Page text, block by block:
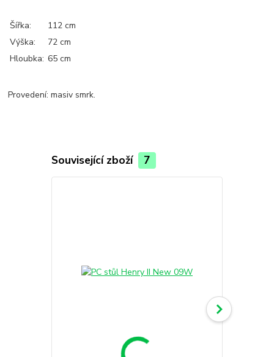
Šířka:
112 cm
Výška:
72 cm
Hloubka: 65 cm
Provedení: masiv smrk.
Související zboží 7